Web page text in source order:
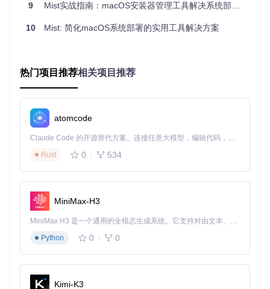
保转换过程的稳定性和兼容性。
![Mist应用界面展示了不同macOS版本的安装器列表，包括ma
a6713acc23cd41b5df54/README Resources/Example.pn
g?utm_source=gitcode_repo_files)
缓存管理与清理
为了避免重复下载和节省存储空间，Mist会对已下载的安装文
件进行缓存管理。用户可以在设置中配置缓存大小限制和自动
清理规则，Mist会定期清理过期或不再需要的安装文件。这一
现，确保系统存储空间的高效利用。
日志与错误处理
Mist内置完善的日志系统，记录下载、转换和安装过程中的所
有操作。用户可以通过LogView查看详细日志，快速定位和解
决问题。同时，Mist具备智能错误处理机制，当下载失败或转
故障。
场景实践：四大应用场景解决实际问题
9 Mist实战指南：macOS安装器管理工具解决系统部署难题
10 Mist: 简化macOS系统部署的实用工具解决方案
热门项目推荐相关项目推荐
atomcode
Claude Code 的开源替代方案。连接任意大模型，编辑代码，运行命令，自动验证 — 全自动执行。用 Rust 构建，极致性能。 ｜ An open-source alternative to Claude Code. Connect any LLM, edit code, run commands, and verify changes — autonomously. Built in Rust for speed. Get Started
Rust
0 534
MiniMax-H3
MiniMax H3 是一个通用的全模态生成系统。它支持对由文本、图像、视频和音频组成的多模态上下文进行统一理解，并能生成分辨率高达 2K、时长可达 15 秒的带原生立体声音频的视频。得益于面向任务泛化的系统设计，H3 在预训练阶段就已具备广泛的多模态上下文理解与生成能力，能够出色地执行复杂的多模态指令。
Python
0 0
Kimi-K3